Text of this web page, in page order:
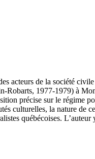
acteurs de la société
Robarts, 1977-1979) à
précise sur le régime
culturelles, la nature
québécoises.